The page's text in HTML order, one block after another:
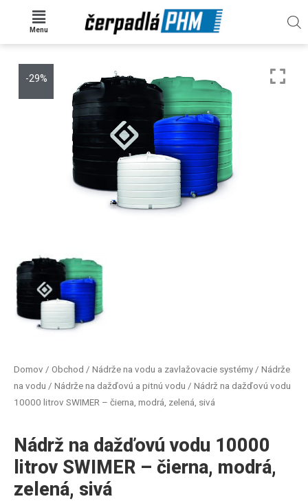
Menu
-29%
Domov / Obchod / Nádrže na vodu a zavlažovacie systémy / Nádrže
na vodu / Nádrže na dažďovú a pitnú vodu / Nádrž na dažďovú vodu
10000 litrov SWIMER – čierna, modrá, zelená, sivá
Nádrž na dažďovú vodu 10000
litrov SWIMER – čierna, modrá,
zelená, sivá